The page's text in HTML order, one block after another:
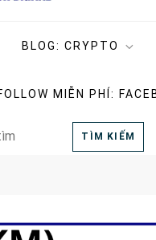
BLOG: CRYPTO
MIỄN PHÍ:
TÌM KIẾM